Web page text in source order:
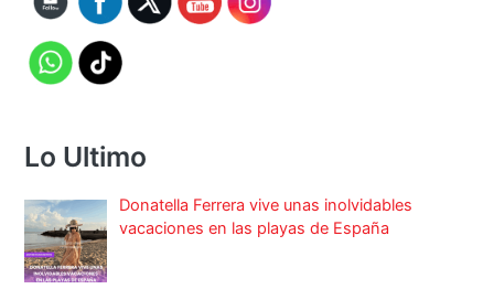
Lo Ultimo
Donatella Ferrera vive unas inolvidables
vacaciones en las playas de España